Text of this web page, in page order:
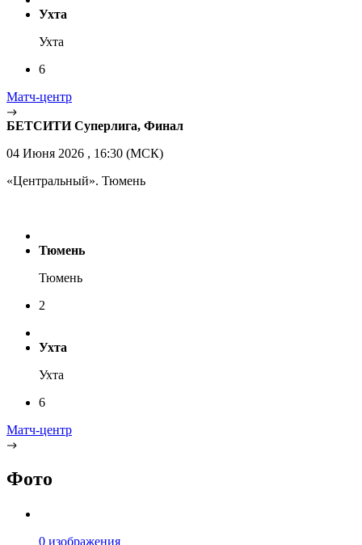
Ухта
Ухта
6
Матч-центр
БЕТСИТИ Суперлига, Финал
04 Июня 2026 , 16:30 (МСК)
«Центральный». Тюмень
Тюмень
Тюмень
2
Ухта
Ухта
6
Матч-центр
Фото
0 изображения